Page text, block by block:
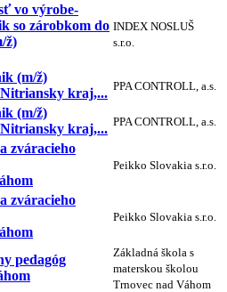
vo výrobe-
so zárobkom do
ž)
INDEX NOSLUŠ
s.r.o.
(m/ž)
kraj,... PPA CONTROLL, a.s.
(m/ž)
kraj,... PPA CONTROLL, a.s.
zváracieho
Peikko Slovakia s.r.o.
zváracieho
Peikko Slovakia s.r.o.
pedagóg
Základná škola s
materskou školou
Trnovec nad Váhom